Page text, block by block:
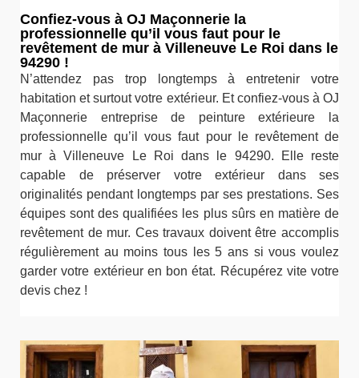
Confiez-vous à OJ Maçonnerie la
professionnelle qu’il vous faut pour le
revêtement de mur à Villeneuve Le Roi dans le
94290 !
N’attendez pas trop longtemps à entretenir votre
habitation et surtout votre extérieur. Et confiez-vous à OJ
Maçonnerie entreprise de peinture extérieure la
professionnelle qu’il vous faut pour le revêtement de
mur à Villeneuve Le Roi dans le 94290. Elle reste
capable de préserver votre extérieur dans ses
originalités pendant longtemps par ses prestations. Ses
équipes sont des qualifiées les plus sûrs en matière de
revêtement de mur. Ces travaux doivent être accomplis
régulièrement au moins tous les 5 ans si vous voulez
garder votre extérieur en bon état. Récupérez vite votre
devis chez !